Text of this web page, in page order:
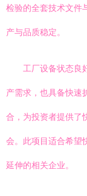
检验的全套技术文件
产与品质稳定。
工厂设备状态良
产需求，也具备快速
合，为投资者提供了
会。此项目适合希望
延伸的相关企业。